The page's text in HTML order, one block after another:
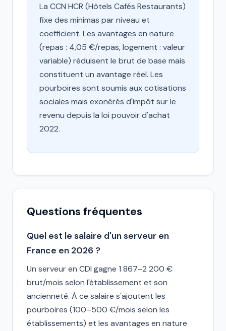
La CCN HCR (Hôtels Cafés Restaurants)
fixe des minimas par niveau et
coefficient. Les avantages en nature
(repas : 4,05 €/repas, logement : valeur
variable) réduisent le brut de base mais
constituent un avantage réel. Les
pourboires sont soumis aux cotisations
sociales mais exonérés d'impôt sur le
revenu depuis la loi pouvoir d'achat
2022.
Questions fréquentes
Quel est le salaire d'un serveur en
France en 2026 ?
Un serveur en CDI gagne 1 867–2 200 €
brut/mois selon l'établissement et son
ancienneté. À ce salaire s'ajoutent les
pourboires (100–500 €/mois selon les
établissements) et les avantages en nature